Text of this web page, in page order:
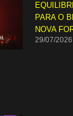
PARA O
NOVA
29/07/2026